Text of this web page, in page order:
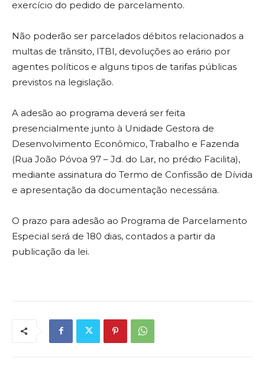
exercício do pedido de parcelamento.
Não poderão ser parcelados débitos relacionados a
multas de trânsito, ITBI, devoluções ao erário por
agentes políticos e alguns tipos de tarifas públicas
previstos na legislação.
A adesão ao programa deverá ser feita
presencialmente junto à Unidade Gestora de
Desenvolvimento Econômico, Trabalho e Fazenda
(Rua João Póvoa 97 – Jd. do Lar, no prédio Facilita),
mediante assinatura do Termo de Confissão de Dívida
e apresentação da documentação necessária.
O prazo para adesão ao Programa de Parcelamento
Especial será de 180 dias, contados a partir da
publicação da lei.